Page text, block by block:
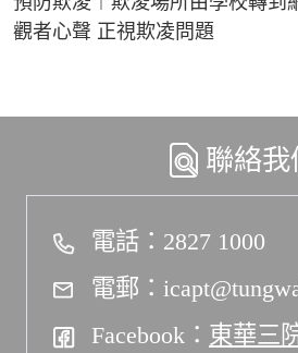
觀者心聲 正視欺凌問題
聯絡我
電話：2827 1000
電郵：
Facebook： 東華三